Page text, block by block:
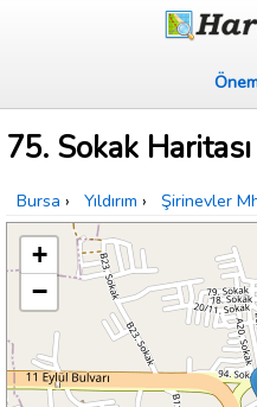
75. Sokak Haritası
Bursa › Yıldırım › Şirinevler
+
−